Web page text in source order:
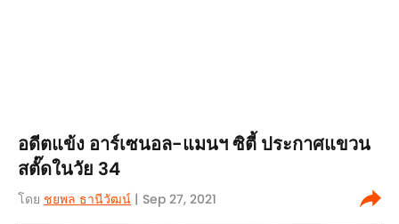
อดีตแข้ง อาร์เซนอล-แมนฯ ซิตี้ ประกาศแขวน
สตั๊ดในวัย 34
โดย ชยพล ธานีวัฒน์ | Sep 27, 2021